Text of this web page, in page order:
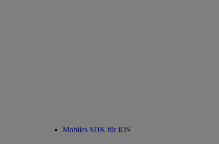
Mobiles SDK für iOS